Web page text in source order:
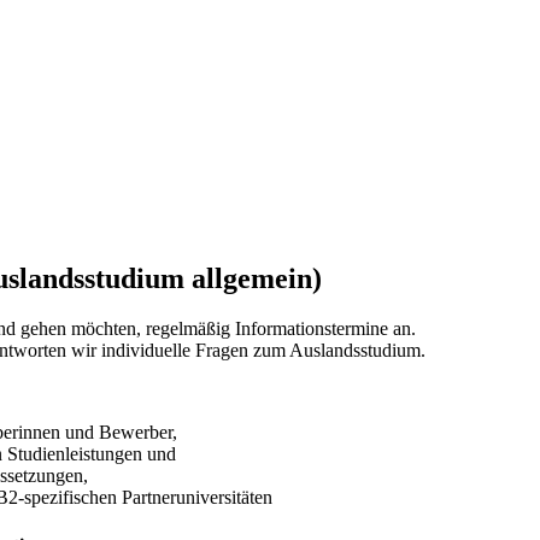
allgemein)
gehen möchten, regelmäßig Informationstermine an.
wir individuelle Fragen zum Auslandsstudium.
und Bewerber,
und
spezifischen Partneruniversitäten